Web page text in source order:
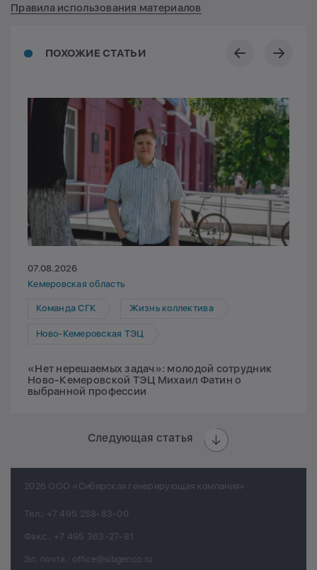
ПОХОЖИЕ СТАТЬИ
07.08.2026
Кемеровская область
Команда СГК Жизнь коллектива
Ново-Кемеровская ТЭЦ
«Нет нерешаемых задач»: молодой сотрудник
Ново-Кемеровской ТЭЦ Михаил Фатин о
выбранной профессии
Следующая статья
Правила использования материалов
2026 ООО «Сибирская генерирующая компания»
Тел.: +7 495 258-83-00
Факс.: +7 495 363-27-81
Эл. почта.: office@sibgenco.ru